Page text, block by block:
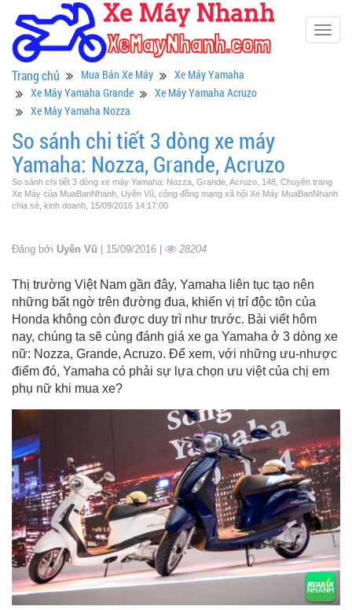
Trang chủ Mua Bán Xe Máy
Xe Máy Yamaha
Xe Máy Yamaha Grande
Xe Máy Yamaha Acruzo
Xe Máy Yamaha Nozza
So sánh chi tiết 3 dòng xe máy
Yamaha: Nozza, Grande, Acruzo
So sánh chi tiết 3 dòng xe máy Yamaha: Nozza, Grande, Acruzo, 148, Chuyên trang
Xe Máy của MuaBanNhanh, Uyên Vũ, cộng đồng mạng xã hội Xe Máy MuaBanNhanh
chia sẻ, kinh doanh, 15/09/2016 14:17:00
Đăng bởi Uyên Vũ | 15/09/2016 | 28204
Thị trường Việt Nam gần đây, Yamaha liên tục tạo nên
những bất ngờ trên đường đua, khiến vị trí độc tôn của
Honda không còn được duy trì như trước. Bài viết hôm
nay, chúng ta sẽ cùng đánh giá xe ga Yamaha ở 3 dòng xe
nữ: Nozza, Grande, Acruzo. Để xem, với những ưu-nhược
điểm đó, Yamaha có phải sự lựa chọn ưu việt của chị em
phụ nữ khi mua xe?